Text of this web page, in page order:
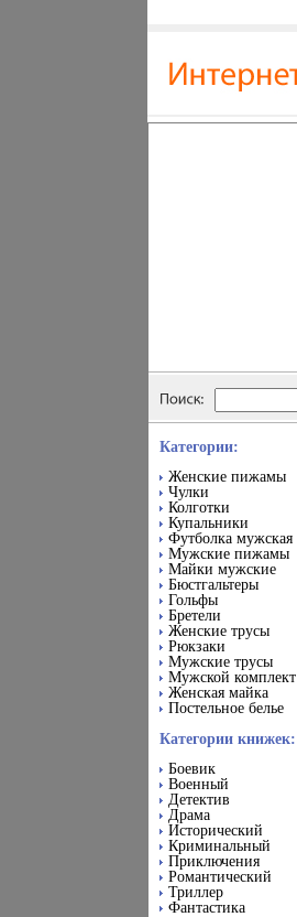
Категории:
Женские пижамы
Чулки
Колготки
Купальники
Футболка мужская
Мужские пижамы
Майки мужские
Бюстгальтеры
Гольфы
Бретели
Женские трусы
Рюкзаки
Мужские трусы
Мужской комплект
Женская майка
Постельное белье
Категории книжек:
Боевик
Военный
Детектив
Драма
Исторический
Криминальный
Приключения
Романтический
Триллер
Фантастика